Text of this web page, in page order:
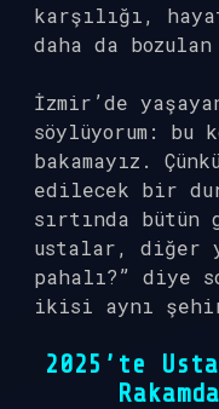
karşılığı,
daha da
İzmir’de
söylüyorum: bu
bakamayız.
edilecek bir
sırtında bütün
ustalar, diğer
pahalı?” diye
ikisi aynı
2025’te